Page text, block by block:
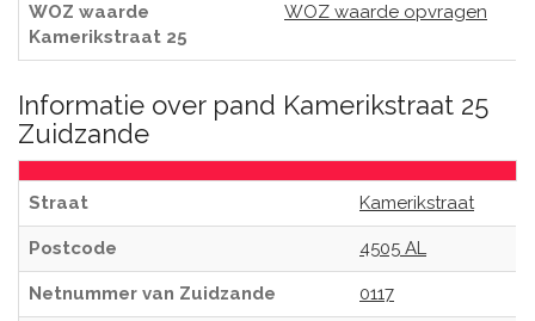
WOZ waarde
Kamerikstraat 25
WOZ waarde opvragen
Informatie over pand Kamerikstraat 25
Zuidzande
Straat Kamerikstraat
Postcode 4505 AL
Netnummer van Zuidzande 0117